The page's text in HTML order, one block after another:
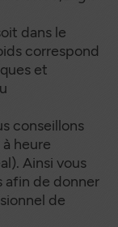
dans le
correspond
et
conseillons
heure
Ainsi vous
afin de donner
de